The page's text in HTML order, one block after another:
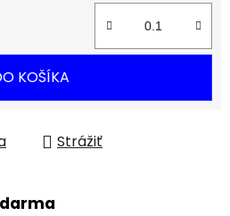
KOŠÍKA
Strážiť